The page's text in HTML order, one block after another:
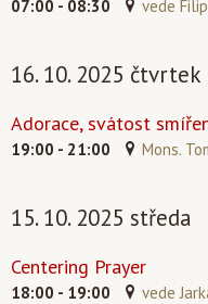
07:00 - 08:30 vede
16. 10. 2025 čtvrtek
Adorace, svátost
19:00 - 21:00 Mons.
15. 10. 2025 středa
Centering Prayer
18:00 - 19:00 vede